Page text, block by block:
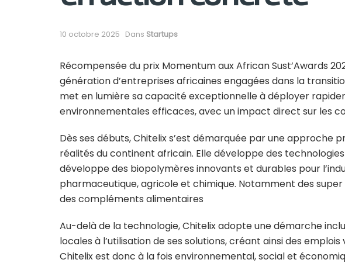
10 octobre 2025 Dans Startups
Récompensée du prix Momentum aux African Sust’Awards
génération d’entreprises africaines engagées dans la
met en lumière sa capacité exceptionnelle à déployer
environnementales efficaces, avec un impact direct sur les
Dès ses débuts, Chitelix s’est démarquée par une approche
réalités du continent africain. Elle développe des
développe des biopolymères innovants et durables pour
pharmaceutique, agricole et chimique. Notamment des
des compléments alimentaires
Au-delà de la technologie, Chitelix adopte une démarche
locales à l’utilisation de ses solutions, créant ainsi des
Chitelix est donc à la fois environnemental, social et